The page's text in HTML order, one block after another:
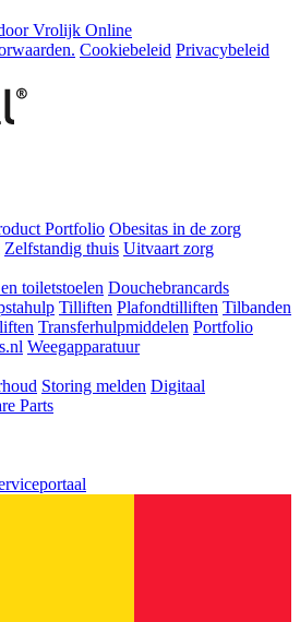
Vrolijk Online
Cookiebeleid Privacybeleid
Portfolio Obesitas in de zorg
Zelfstandig thuis Uitvaart zorg
toiletstoelen Douchebrancards
Tilliften Plafondtilliften Tilbanden
Transferhulpmiddelen Portfolio
Weegapparatuur
Storing melden Digitaal
Parts